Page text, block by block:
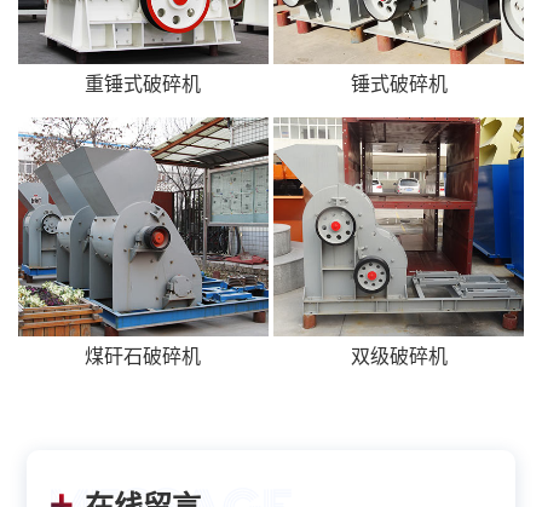
重锤式破碎机 锤式破碎机
煤矸石破碎机 双级破碎机